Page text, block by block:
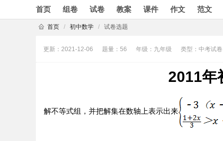
首页 组卷 试卷 教案 课件 作文 范文
首页 / 初中数学 / 试卷选题
更新：2021-12-06 题量：56 年级：九年级 类型：中考试卷
2011年
解不等式组，并把解集在数轴上表示出来